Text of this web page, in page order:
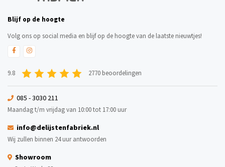
Blijf op de hoogte
Volg ons op social media en blijf op de hoogte van de laatste nieuwtjes!
9.8 2770 beoordelingen
085 - 3030 211
Maandag t/m vrijdag van 10:00 tot 17:00 uur
info@delijstenfabriek.nl
Wij zullen binnen 24 uur antwoorden
Showroom